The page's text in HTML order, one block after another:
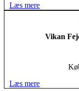
Læs mere
Vikan
Læs mere